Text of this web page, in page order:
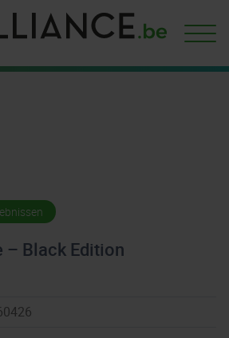
– Black Edition